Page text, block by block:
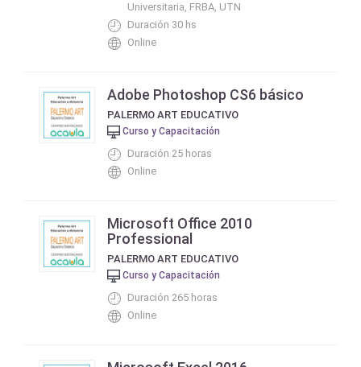
Universitaria, FRBA, UTN
Duración 30 hs
Online
Adobe Photoshop CS6 básico
PALERMO ART EDUCATIVO
Curso y Capacitación
Duración 25 horas
Online
Microsoft Office 2010
Professional
PALERMO ART EDUCATIVO
Curso y Capacitación
Duración 265 horas
Online